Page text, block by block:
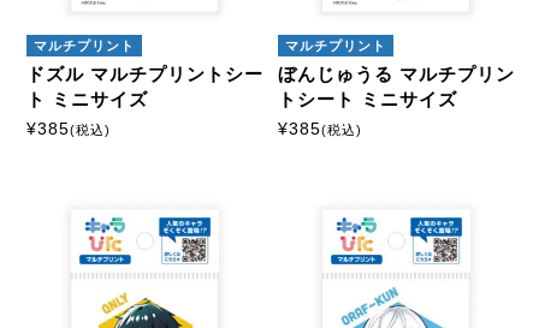
マルチプリント
ドズル マルチプリントシー
ト ミニサイズ
¥385(税込)
マルチプリント
ぼんじゅうる マルチプリン
トシート ミニサイズ
¥385(税込)